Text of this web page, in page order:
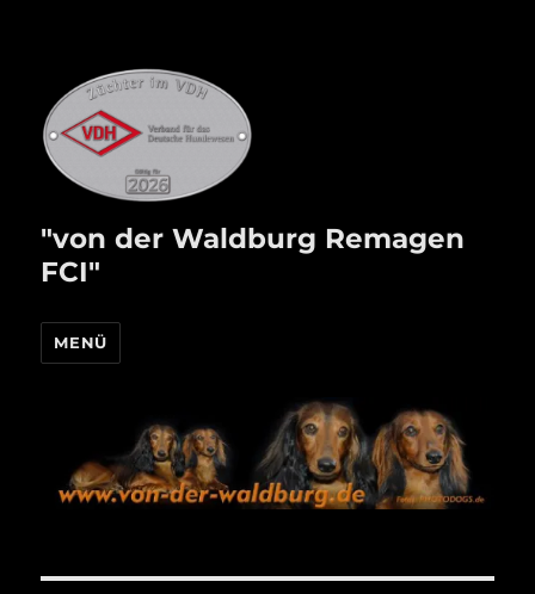
"von der Waldburg Remagen
FCI"
MENÜ